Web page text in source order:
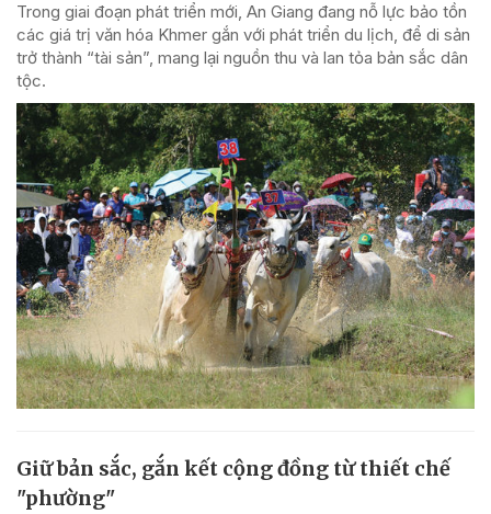
Trong giai đoạn phát triển mới, An Giang đang nỗ lực bảo tồn
các giá trị văn hóa Khmer gắn với phát triển du lịch, để di sản
trở thành “tài sản”, mang lại nguồn thu và lan tỏa bản sắc dân
tộc.
Giữ bản sắc, gắn kết cộng đồng từ thiết chế
"phường"